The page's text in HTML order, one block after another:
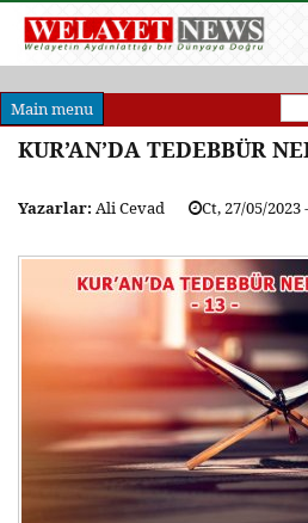
Main menu Ara
KUR’AN’DA TEDEBBÜR
Yazarlar: Ali Cevad Ct, 27/05/2023